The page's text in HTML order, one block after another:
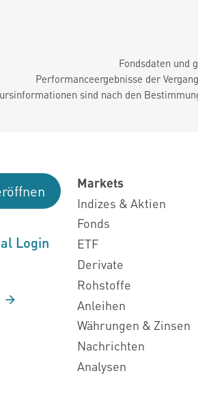
Fondsdaten und
Performanceergebnisse der
sind nach den
Login
Markets
Indizes & Aktien
Fonds
ETF
Derivate
Rohstoffe
Anleihen
Währungen & Zinsen
Nachrichten
Analysen